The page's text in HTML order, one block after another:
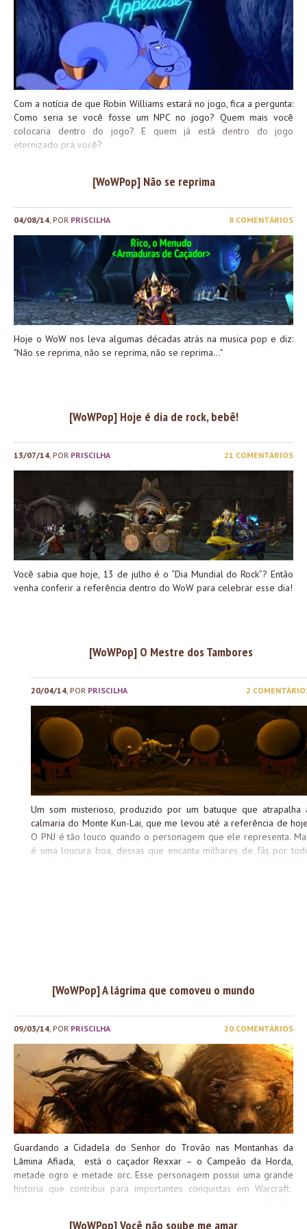
Com a notícia de que Robin Williams estará no jogo, fica a pergunta:
Como seria se você fosse um NPC no jogo? Quem mais você
colocaria dentro do jogo? E quem já está dentro do jogo
eternizado pra você?
[WoWPop] Não se reprima
04/08/14, POR PRISCILHA 8 COMENTÁRIOS
Hoje o WoW nos leva algumas décadas atrás na musica pop e diz:
"Não se reprima, não se reprima, não se reprima..."
[WoWPop] Hoje é dia de rock, bebê!
13/07/14, POR PRISCILHA 21 COMENTÁRIOS
Você sabia que hoje, 13 de julho é o “Dia Mundial do Rock”? Então
venha conferir a referência dentro do WoW para celebrar esse dia!
[WoWPop] O Mestre dos Tambores
20/04/14 , POR PRISCILHA 2
Um som misterioso, produzido por um batuque que atrapalha
calmaria do Monte Kun-Lai, que me levou até a referência de
O PNJ é tão louco quando o personagem que ele representa.
é uma loucura boa, dessas que encanta milhares de fãs por
ex-baterista da banda Nirvana. Nos anos 90 a banda
alcançou sucesso internacional com o movimento Grunge que...
[WoWPop] A lágrima que comoveu o mundo
09/03/14 , POR PRISCILHA 20 COMENTÁRIOS
Guardando a Cidadela do Senhor do Trovão nas Montanhas da
Lâmina Afiada, está o caçador Rexxar – o Campeão da Horda,
metade ogro e metade orc. Esse personagem possui uma grande
historia que contribui para importantes conquistas em Warcraft.
[WoWPop] Você não soube me amar